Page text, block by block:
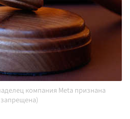
компания Meta признана